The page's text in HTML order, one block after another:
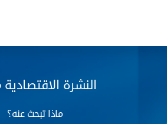
النشرة الاقتصادية 2026
ماذا تبحث عنه؟